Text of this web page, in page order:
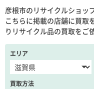
彦根市のリサイクルショッ
こちらに掲載の店舗に買取
りリサイクル品の買取をご
エリア
買取方法